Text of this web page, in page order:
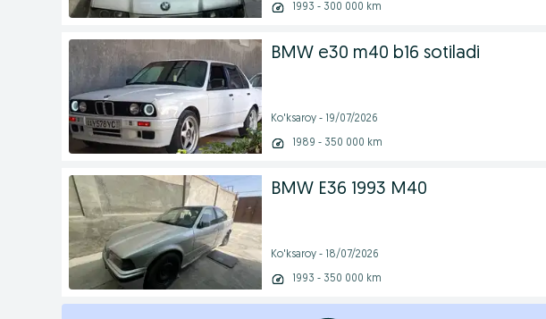
1993 - 300 000 km
BMW e30 m40 b16 sotiladi
Ko'ksaroy - 19/07/2026
1989 - 350 000 km
BMW E36 1993 M40
Ko'ksaroy - 18/07/2026
1993 - 350 000 km